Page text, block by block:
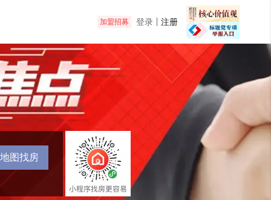
加盟招募 登录 注册
地图找房